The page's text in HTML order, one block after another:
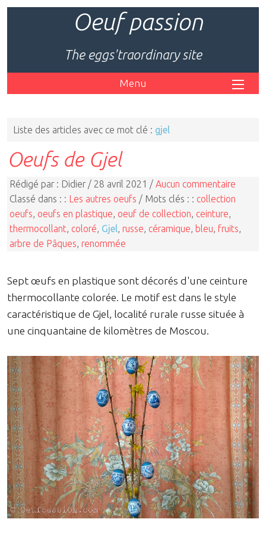
Oeuf passion
The eggs'traordinary site
Menu
Liste des articles avec ce mot clé : gjel
Oeufs de Gjel
Rédigé par : Didier / 28 avril 2021 / Aucun commentaire
Classé dans : : Les autres oeufs / Mots clés : : collection
oeufs oeufs en plastique oeuf de collection ceinture
thermocollant coloré Gjel russe céramique bleu fruits
arbre de Pâques renommée
Sept œufs en plastique sont décorés d'une ceinture
thermocollante colorée. Le motif est dans le style
caractéristique de Gjel, localité rurale russe située à
une cinquantaine de kilomètres de Moscou.